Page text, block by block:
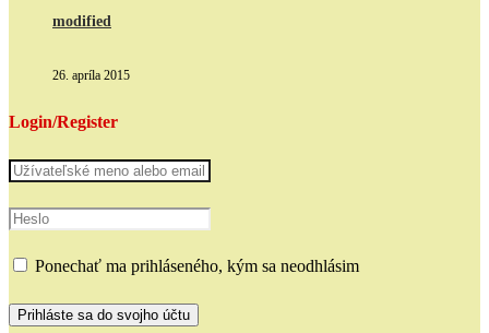
modified
26. apríla 2015
Login/Register
Ponechať ma prihláseného, kým sa neodhlásim